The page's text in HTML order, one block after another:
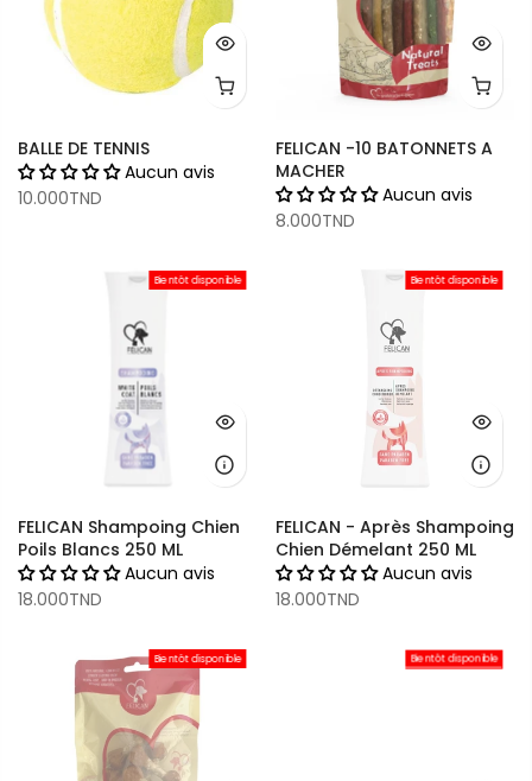
BALLE DE TENNIS
Aucun avis
10.000TND
FELICAN -10 BATONNETS A
MACHER
Aucun avis
8.000TND
Bientôt disponible
FELICAN Shampoing Chien
Poils Blancs 250 ML
Aucun avis
18.000TND
Bientôt disponible
FELICAN - Après Shampoing
Chien Démelant 250 ML
Aucun avis
18.000TND
Bientôt disponible Bientôt disponible